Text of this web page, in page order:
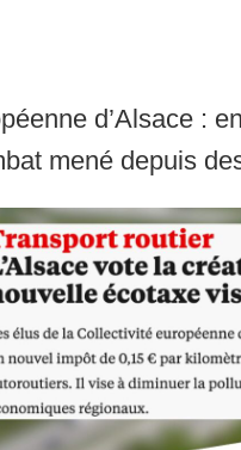
d’Alsace :
mené depuis